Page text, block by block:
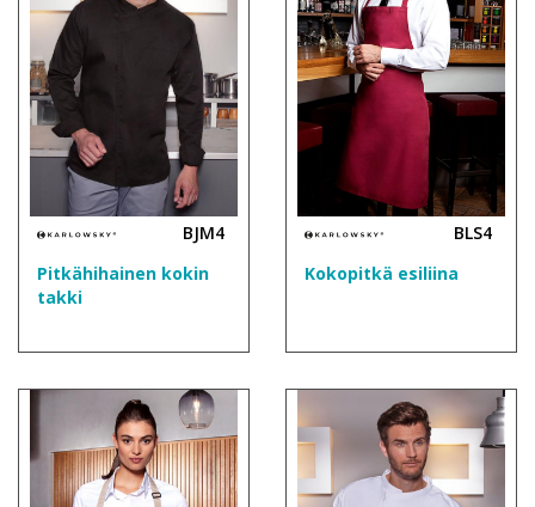
BJM4
Pitkähihainen kokin
takki
BLS4
Kokopitkä esiliina